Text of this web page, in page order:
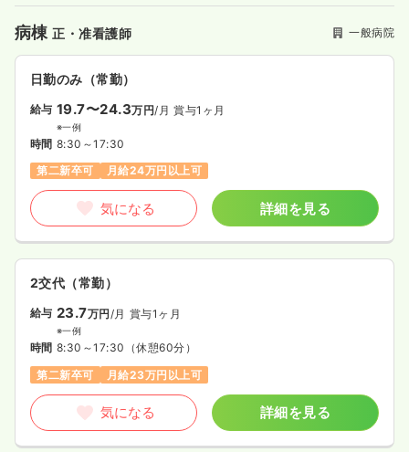
病棟正・准看護師 一般病院
日勤のみ（常勤）
給与 19.7〜24.3万円/月 賞与1ヶ月
※一例
時間 8:30～17:30
第二新卒可
月給24万円以上可
気になる 詳細を見る
2交代（常勤）
給与 23.7万円/月 賞与1ヶ月
※一例
時間 8:30～17:30 （休憩60分）
第二新卒可
月給23万円以上可
気になる 詳細を見る